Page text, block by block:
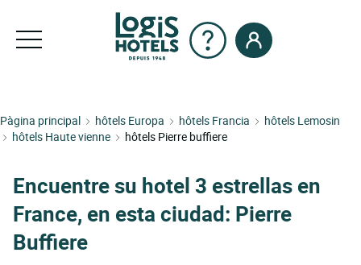
Pàgina principal hôtels Europa hôtels Francia
hôtels Lemosin
hôtels Haute vienne
hôtels Pierre buffiere
Encuentre su hotel 3 estrellas en
France, en esta ciudad: Pierre
Buffiere